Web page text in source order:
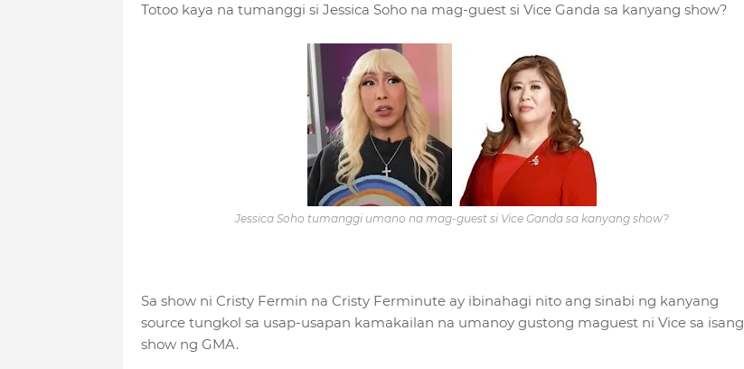
Totoo kaya na tumanggi si Jessica Soho na mag-guest si Vice Ganda sa kanyang show?
Jessica Soho tumanggi umano na mag-guest si Vice Ganda sa kanyang show?
Sa show ni Cristy Fermin na Cristy Ferminute ay ibinahagi nito ang sinabi ng kanyang
source tungkol sa usap-usapan kamakailan na umanoy gustong maguest ni Vice sa isang
show ng GMA.